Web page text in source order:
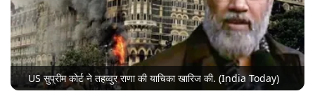
US सुप्रीम कोर्ट ने तहव्वुर राणा की याचिका खारिज की. (India Today)